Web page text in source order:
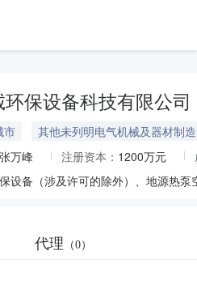
保设备科技有限公司
市
其他未列明电气机械及器材制造
张万峰 注册资本： 1200万元
代理 （0）